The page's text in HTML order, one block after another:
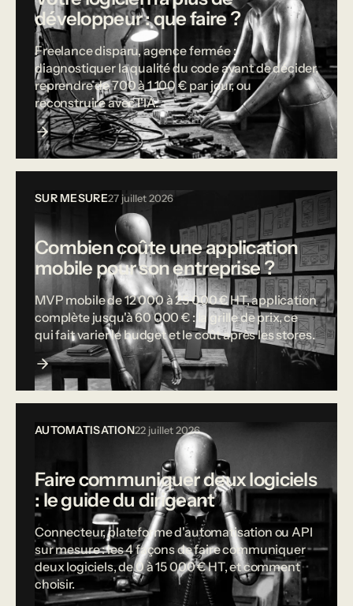
développeur : que faire ?
Freelance disparu, agence fermée :
diagnostiquer la qualité du code avant de décider,
reprendre de 700 à 1 100 € par jour, ou
reconstruire avec l'IA.
SUR MESURE27 juillet 2026
Combien coûte une application
mobile pour son entreprise ?
MVP mobile de 12 000 à 25 000 € HT, application
complète jusqu'à 60 000 € : la grille de prix, ce
qui fait varier le budget et le coût après les stores.
AUTOMATISATION22 juillet 2026
Faire communiquer deux logiciels
: le guide du dirigeant
Connecteur, plateforme d'automatisation ou API
sur mesure : les 4 façons de faire communiquer
deux logiciels, de 0 à 15 000 € HT, et comment
choisir.